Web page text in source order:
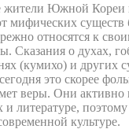
жители Южной Кореи
мифических существ
относятся к
Сказания о духах,
(кумихо) и других
это скорее
веры. Они активно
и литературе,
культуре.